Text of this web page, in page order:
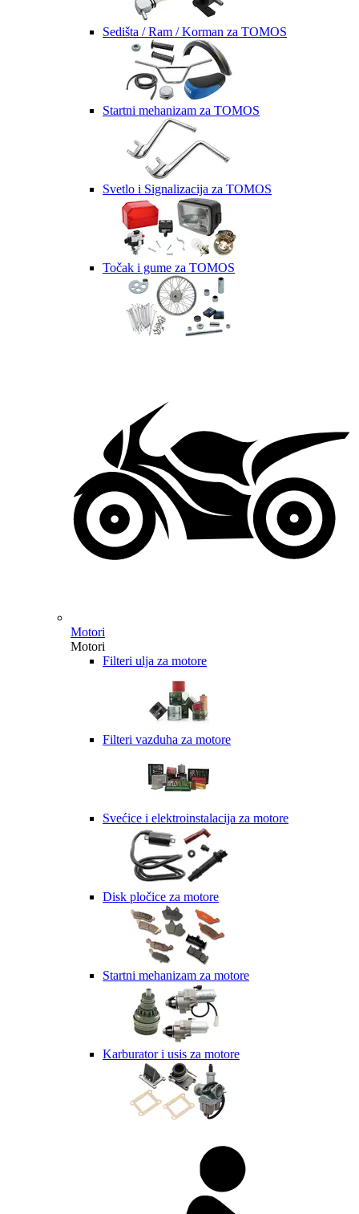
Sedišta / Ram / Korman za TOMOS
Startni mehanizam za TOMOS
Svetlo i Signalizacija za TOMOS
Točak i gume za TOMOS
Motori
Motori
Filteri ulja za motore
Filteri vazduha za motore
Svećice i elektroinstalacija za motore
Disk pločice za motore
Startni mehanizam za motore
Karburator i usis za motore